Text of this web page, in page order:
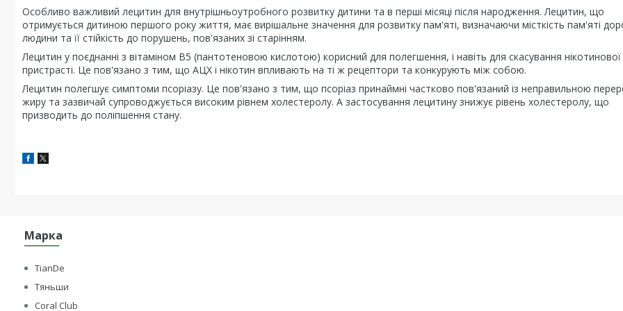
Особливо важливий лецитин для внутрішньоутробного розвитку дитини та в перші місяці після народження. Лецитин, що
отримується дитиною першого року життя, має вирішальне значення для розвитку пам'яті, визначаючи місткість пам'яті
людини та її стійкість до порушень, пов'язаних зі старінням.
Лецитин у поєднанні з вітаміном В5 (пантотеновою кислотою) корисний для полегшення, і навіть для скасування нікотинової
пристрасті. Це пов'язано з тим, що АЦХ і нікотин впливають на ті ж рецептори та конкурують між собою.
Лецитин полегшує симптоми псоріазу. Це пов'язано з тим, що псоріаз принаймні частково пов'язаний із неправильною
жиру та зазвичай супроводжується високим рівнем холестеролу. А застосування лецитину знижує рівень холестеролу, що
призводить до поліпшення стану.
Марка
TianDe
Тяньши
Coral Club